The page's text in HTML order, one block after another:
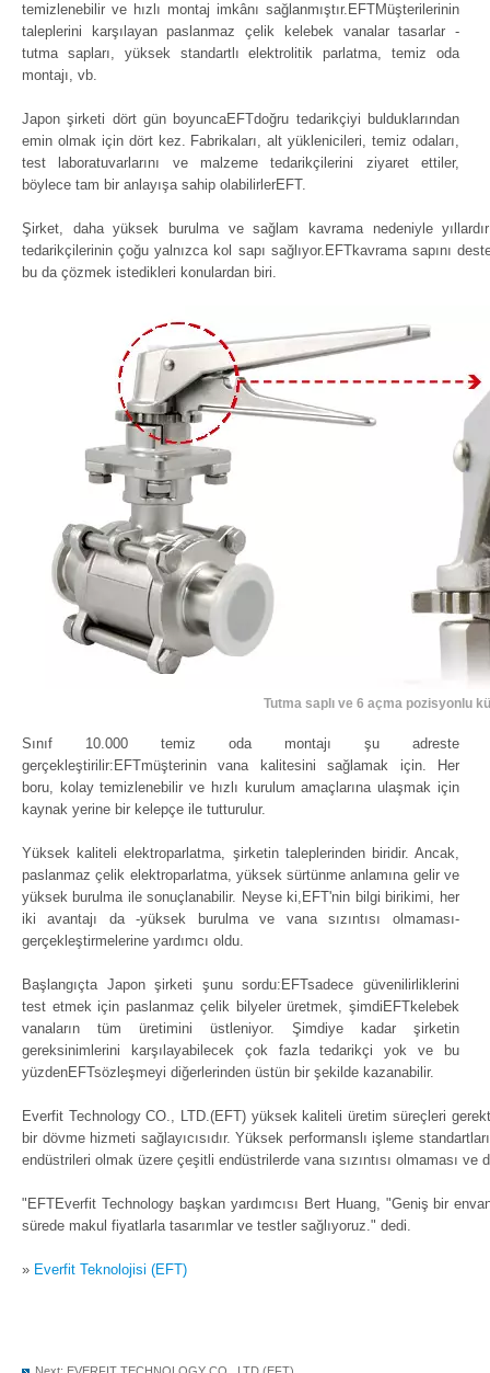
temizlenebilir ve hızlı montaj imkânı sağlanmıştır.EFTMüşterilerinin
taleplerini karşılayan paslanmaz çelik kelebek vanalar tasarlar -
tutma sapları, yüksek standartlı elektrolitik parlatma, temiz oda
montajı, vb.
Japon şirketi dört gün boyuncaEFTdoğru tedarikçiyi bulduklarından
emin olmak için dört kez. Fabrikaları, alt yüklenicileri, temiz odaları,
test laboratuvarlarını ve malzeme tedarikçilerini ziyaret ettiler,
böylece tam bir anlayışa sahip olabilirlerEFT.
Şirket, daha yüksek burulma ve sağlam kavrama nedeniyle
tedarikçilerinin çoğu yalnızca kol sapı sağlıyor.EFTkavrama sapını
bu da çözmek istedikleri konulardan biri.
Tutma saplı ve 6 açma pozisyonlu
Sınıf 10.000 temiz oda montajı şu adreste
gerçekleştirilir:EFTmüşterinin vana kalitesini sağlamak için. Her
boru, kolay temizlenebilir ve hızlı kurulum amaçlarına ulaşmak için
kaynak yerine bir kelepçe ile tutturulur.
Yüksek kaliteli elektroparlatma, şirketin taleplerinden biridir. Ancak,
paslanmaz çelik elektroparlatma, yüksek sürtünme anlamına gelir ve
yüksek burulma ile sonuçlanabilir. Neyse ki,EFT'nin bilgi birikimi, her
iki avantajı da -yüksek burulma ve vana sızıntısı olmaması-
gerçekleştirmelerine yardımcı oldu.
Başlangıçta Japon şirketi şunu sordu:EFTsadece güvenilirliklerini
test etmek için paslanmaz çelik bilyeler üretmek, şimdiEFTkelebek
vanaların tüm üretimini üstleniyor. Şimdiye kadar şirketin
gereksinimlerini karşılayabilecek çok fazla tedarikçi yok ve bu
yüzdenEFTsözleşmeyi diğerlerinden üstün bir şekilde kazanabilir.
Everfit Technology CO., LTD.(EFT) yüksek kaliteli üretim süreçleri
bir dövme hizmeti sağlayıcısıdır. Yüksek performanslı işleme
endüstrileri olmak üzere çeşitli endüstrilerde vana sızıntısı olmaması
"EFTEverfit Technology başkan yardımcısı Bert Huang, "Geniş bir
sürede makul fiyatlarla tasarımlar ve testler sağlıyoruz." dedi.
» Everfit Teknolojisi (EFT)